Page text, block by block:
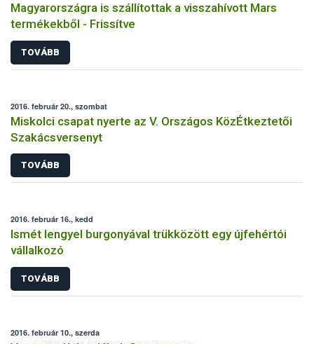
Magyarországra is szállítottak a visszahívott Mars
termékekből - Frissítve
TOVÁBB
2016. február 20., szombat
Miskolci csapat nyerte az V. Országos KözÉtkeztetői
Szakácsversenyt
TOVÁBB
2016. február 16., kedd
Ismét lengyel burgonyával trükközött egy újfehértói
vállalkozó
TOVÁBB
2016. február 10., szerda